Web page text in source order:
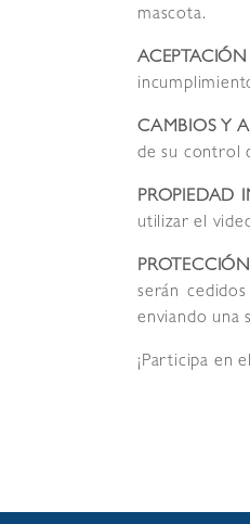
mascota.
CAMBIOS Y
de su control
PROPIEDAD
utilizar el
serán
enviando una
¡Participa en